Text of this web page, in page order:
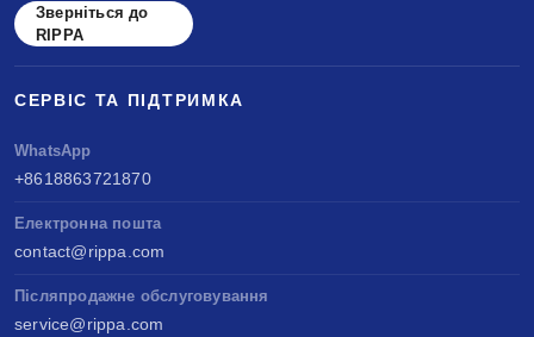
Зверніться до
RIPPA
СЕРВІС ТА ПІДТРИМКА
WhatsApp
+8618863721870
Електронна пошта
contact@rippa.com
Післяпродажне обслуговування
service@rippa.com